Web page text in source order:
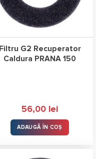
Filtru G2 Recuperator
Caldura PRANA 150
56,00 lei
ADAUGĂ ÎN COȘ